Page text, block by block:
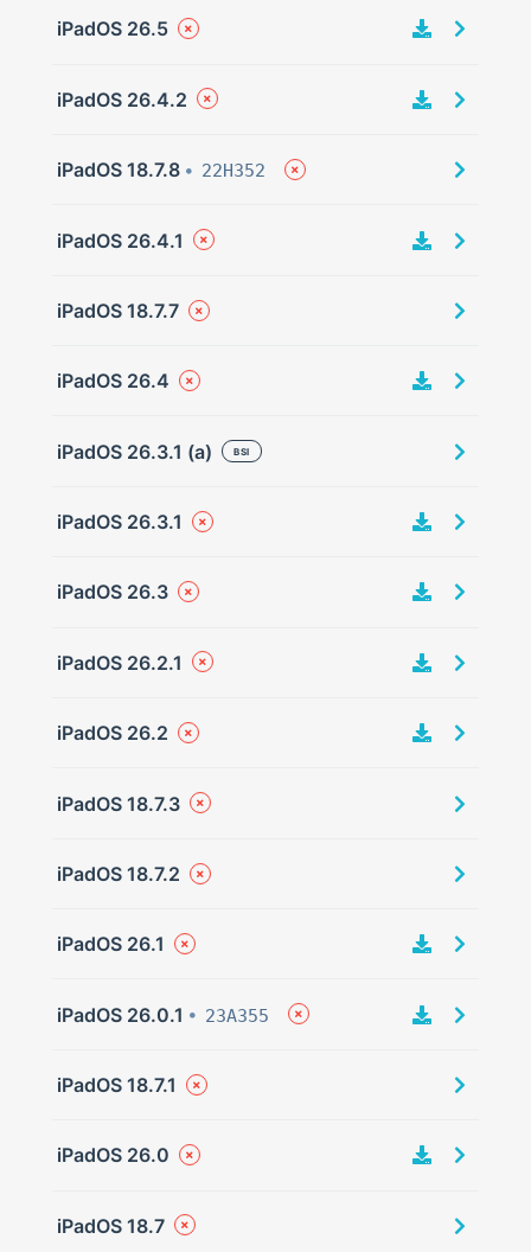
iPadOS 26.5
iPadOS 26.4.2
iPadOS 18.7.8 22H352
iPadOS 26.4.1
iPadOS 18.7.7
iPadOS 26.4
iPadOS 26.3.1 (a) BSI
iPadOS 26.3.1
iPadOS 26.3
iPadOS 26.2.1
iPadOS 26.2
iPadOS 18.7.3
iPadOS 18.7.2
iPadOS 26.1
iPadOS 26.0.1 23A355
iPadOS 18.7.1
iPadOS 26.0
iPadOS 18.7